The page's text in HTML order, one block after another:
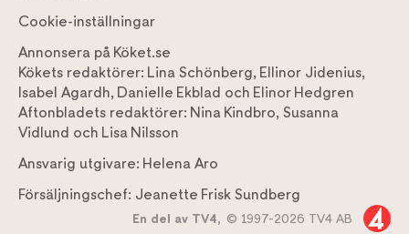
Cookie-inställningar
Annonsera på Köket.se
Kökets redaktörer: Lina Schönberg, Ellinor Jidenius,
Isabel Agardh, Danielle Ekblad och Elinor Hedgren
Aftonbladets redaktörer: Nina Kindbro, Susanna
Vidlund och Lisa Nilsson
Ansvarig utgivare: Helena Aro
Försäljningschef: Jeanette Frisk Sundberg
En del av TV4, © 1997-2026 TV4 AB